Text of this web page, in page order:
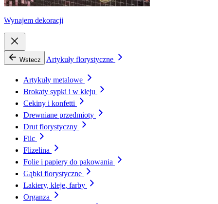
Wynajem dekoracji
Wstecz Artykuły florystyczne
Artykuły metalowe
Brokaty sypki i w kleju
Cekiny i konfetti
Drewniane przedmioty
Drut florystyczny
Filc
Flizelina
Folie i papiery do pakowania
Gąbki florystyczne
Lakiery, kleje, farby
Organza